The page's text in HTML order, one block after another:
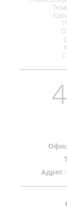
Адрес